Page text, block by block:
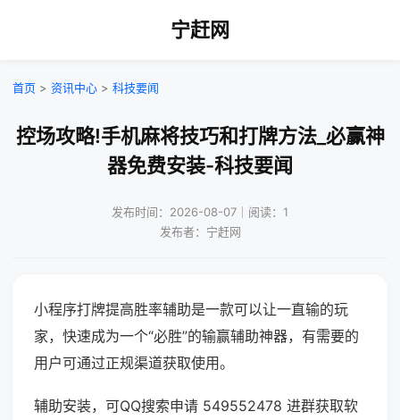
宁赶网
首页 > 资讯中心 > 科技要闻
控场攻略!手机麻将技巧和打牌方法_必赢神
器免费安装-科技要闻
发布时间：2026-08-07｜阅读：1
发布者：宁赶网
小程序打牌提高胜率辅助是一款可以让一直输的玩
家，快速成为一个“必胜”的输赢辅助神器，有需要的
用户可通过正规渠道获取使用。
辅助安装，可QQ搜索申请 549552478 进群获取软